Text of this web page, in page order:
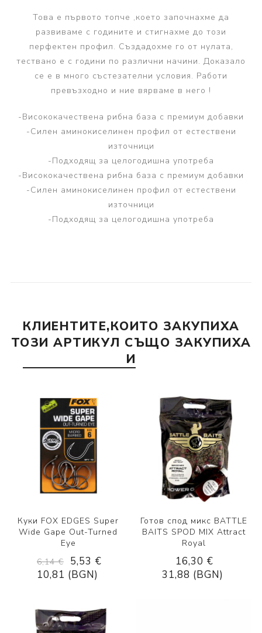
Това е първото топче ,което започнахме да
развиваме с годините и стигнахме до този
перфектен профил. Създадохме го от нулата,
тествано е с години по различни начини. Доказало
се е в много състезателни условия. Работи
превъзходно и ние вярваме в него !
-Висококачествена рибна база с премиум добавки
-Силен аминокиселинен профил от естествени
източници
-Подходящ за целогодишна употреба
-Висококачествена рибна база с премиум добавки
-Силен аминокиселинен профил от естествени
източници
-Подходящ за целогодишна употреба
КЛИЕНТИТЕ,КОИТО ЗАКУПИХА
ТОЗИ АРТИКУЛ СЪЩО ЗАКУПИХА
И
Куки FOX EDGES Super
Wide Gape Out-Turned
Eye
6,14 €
5,53 €
10,81 (BGN)
Готов спод микс BATTLE
BAITS SPOD MIX Attract
Royal
16,30 €
31,88 (BGN)